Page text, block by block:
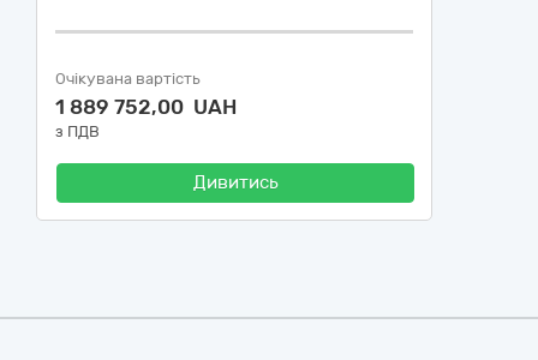
Очікувана вартість
1 889 752,00 UAH
з ПДВ
Дивитись